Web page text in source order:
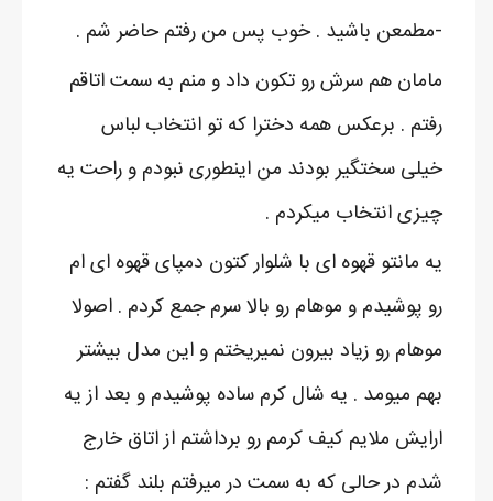
-مطمعن باشید . خوب پس من رفتم حاضر شم .
مامان هم سرش رو تکون داد و منم به سمت اتاقم
رفتم . برعکس همه دخترا که تو انتخاب لباس
خیلی سختگیر بودند من اینطوری نبودم و راحت یه
چیزی انتخاب میکردم .
یه مانتو قهوه ای با شلوار کتون دمپای قهوه ای ام
رو پوشیدم و موهام رو بالا سرم جمع کردم . اصولا
موهام رو زیاد بیرون نمیریختم و این مدل بیشتر
بهم میومد . یه شال کرم ساده پوشیدم و بعد از یه
ارایش ملایم کیف کرمم رو برداشتم از اتاق خارج
شدم در حالی که به سمت در میرفتم بلند گفتم :